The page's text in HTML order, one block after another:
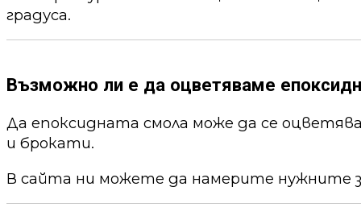
градуса.
Възможно ли е да оцветяваме
Да епоксидната смола може да се
и брокати.
В сайта ни можете да намерите нужните